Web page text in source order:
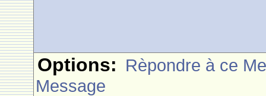
Options: Rèpondre à ce
Message